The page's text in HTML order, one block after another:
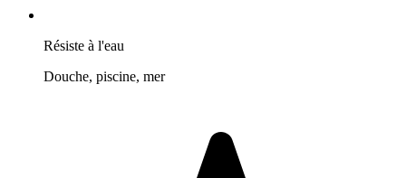
Résiste à l'eau
Douche, piscine, mer